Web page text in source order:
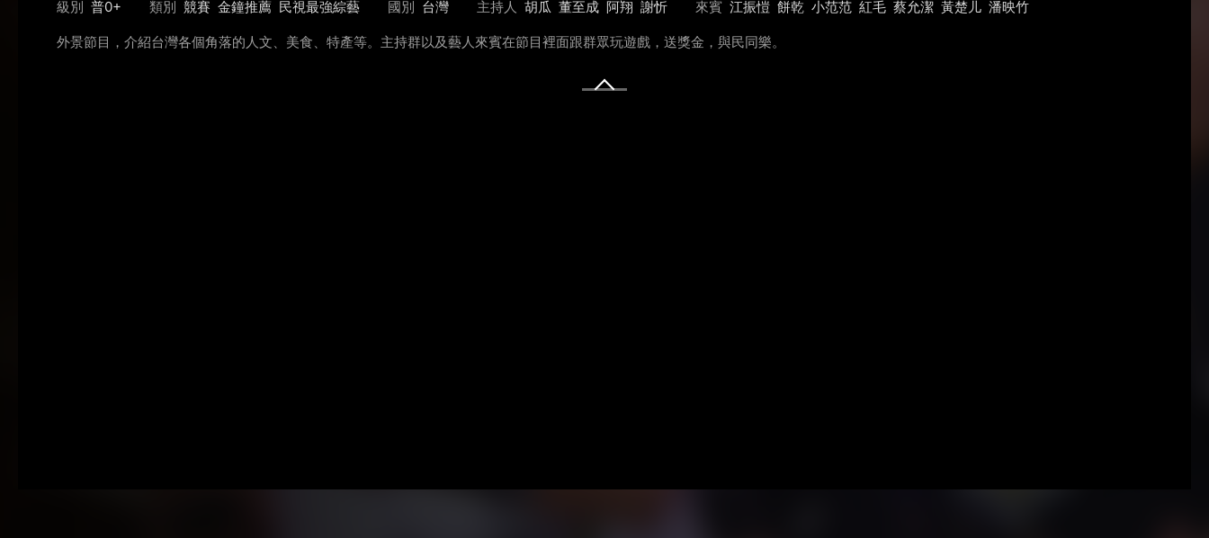
級別 普0+ 類別 競賽 金鐘推薦 民視最強綜藝 國別 台灣 主持人 胡瓜 董至成 阿翔 謝忻 來賓 江振愷 餅乾 小范范 紅毛 蔡允潔 黃楚儿 潘映竹
外景節目，介紹台灣各個角落的人文、美食、特產等。主持群以及藝人來賓在節目裡面跟群眾玩遊戲，送獎金，與民同樂。